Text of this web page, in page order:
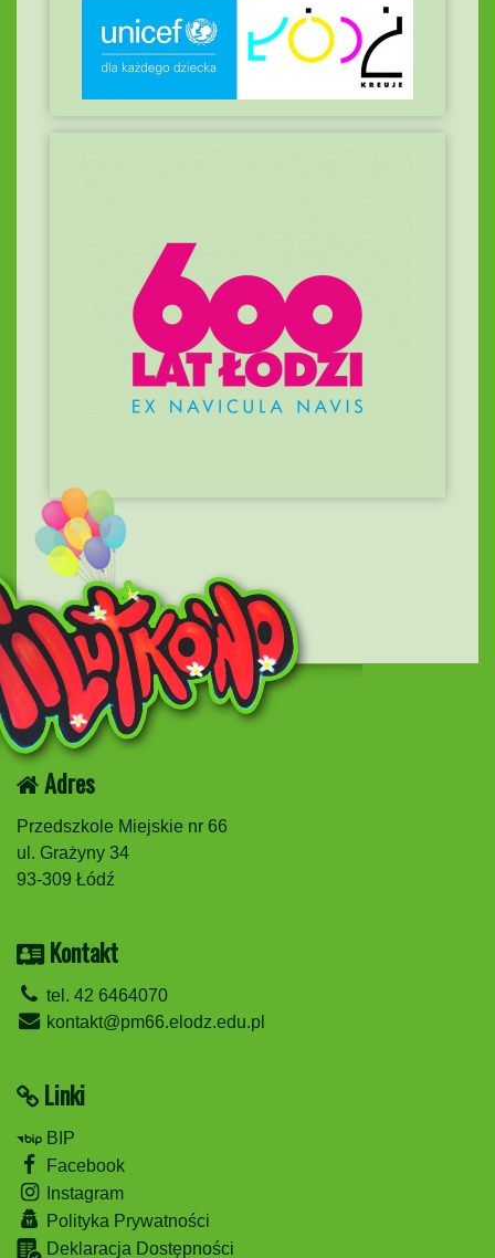
Adres
Przedszkole Miejskie nr 66
ul. Grażyny 34
93-309 Łódź
Kontakt
tel. 42 6464070
kontakt@pm66.elodz.edu.pl
Linki
BIP
Facebook
Instagram
Polityka Prywatności
Deklaracja Dostępności